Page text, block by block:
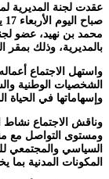
عقدت لجنة المديرية
محمد بن نهيد، عضو
بالمديرية، وذلك
واستهل الاجتماع
الشخصيات الوطنية
وإسهاماتها في الحياة
وناقش الاجتماع نشاط
ومستوى التواصل مع
السياسي والمجتمعي
المكونات المدنية بما